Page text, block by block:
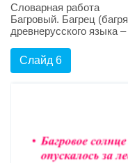
Словарная работа
Багровый. Багрец
древнерусского языка
Слайд 6